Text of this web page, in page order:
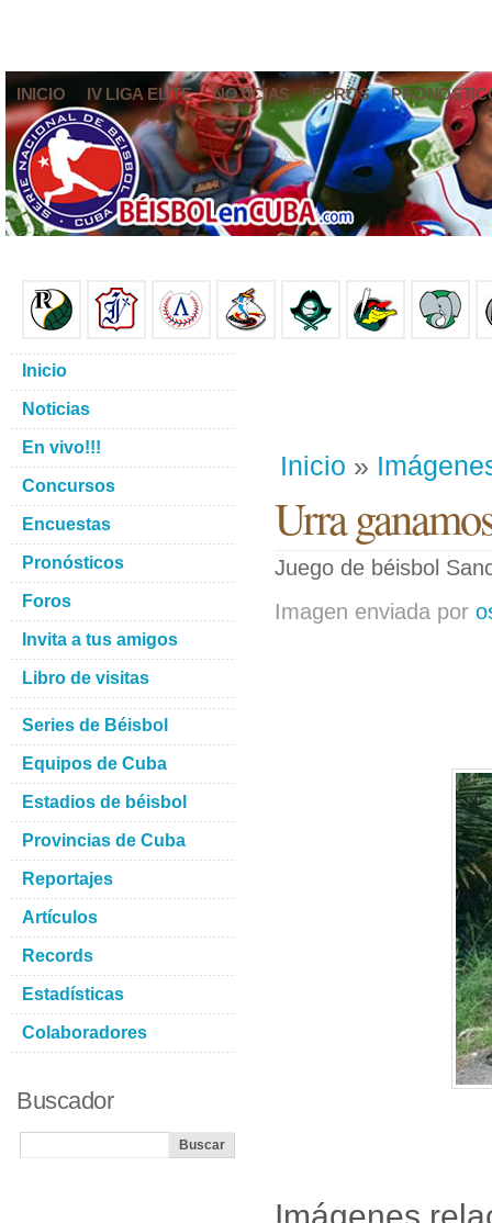
INICIO IV LIGA ELITE NOTICIAS FOROS
Inicio »
Urra
Juego de béisbol
Imagen enviada por
Imágenes
Inicio
Noticias
En vivo!!!
Concursos
Encuestas
Pronósticos
Foros
Invita a tus amigos
Libro de visitas
Series de Béisbol
Equipos de Cuba
Estadios de béisbol
Provincias de Cuba
Reportajes
Artículos
Records
Estadísticas
Colaboradores
Buscador